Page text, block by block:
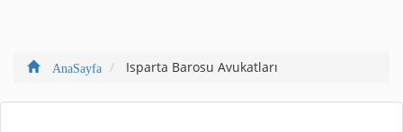
AnaSayfa Isparta Barosu Avukatları